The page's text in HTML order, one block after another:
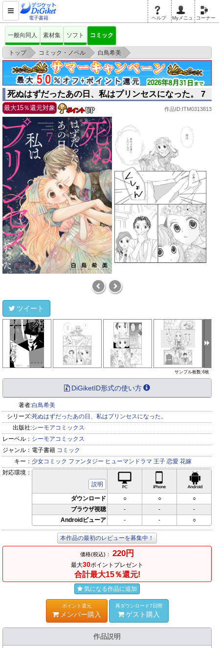
電子書籍 ヘルプ Myメニュ コーナー
一般向同人 素材集 ソフト コミック
トップ > コミック・ノベル > 白鳥希美
>
死ぬはずだったあの日、私はプリンセスになった。 7
死ぬはずだったあの日、私はプリンセスになった。 7
最大15％還元対象 作品ID:ITM0313813
ツイート
サンプル枚数:6枚
DiGiketID形式の使い方
著者:白鳥希美
シリーズ:死ぬはずだったあの日、私はプリンセスになった。
出版社:シーモアコミックス
レーベル： シーモアコミックス
ジャンル： 電子書籍 コミック
キー： 少女コミック ファンタジー ヒューマンドラマ 王子 恋愛 花嫁
対応環境：
説明
iPhone対応
ダウンロード ○ ○
○
ブラウザ視聴
- -
-
Androidビューア
- - ○
本作品の最初のレビューを募集中！
価格(税込)： 220円
最大30ポイントプレゼント
合計最大15％還元!
気になる作品に追加
ポイント還元
メンバー購入
再ダウンロード7日間
ゲスト購入
作品説明